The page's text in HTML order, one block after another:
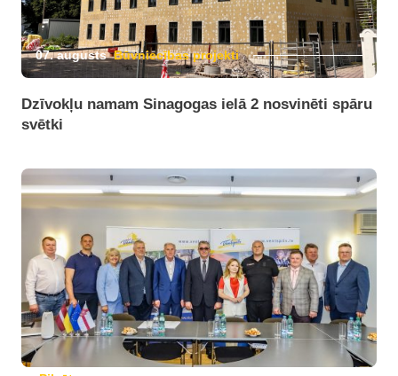
07. augusts Būvniecības projekti
Dzīvokļu namam Sinagogas ielā 2 nosvinēti spāru
svētki